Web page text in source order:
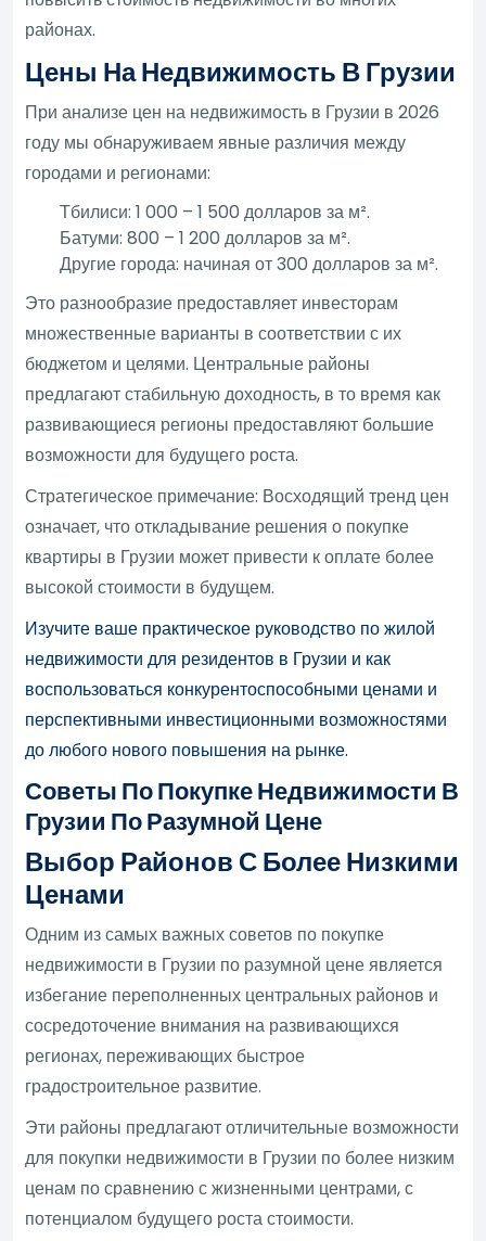
районах.
Цены На Недвижимость В Грузии
При анализе цен на недвижимость в Грузии в 2026
году мы обнаруживаем явные различия между
городами и регионами:
Тбилиси: 1 000 – 1 500 долларов за м².
Батуми: 800 – 1 200 долларов за м².
Другие города: начиная от 300 долларов за м².
Это разнообразие предоставляет инвесторам
множественные варианты в соответствии с их
бюджетом и целями. Центральные районы
предлагают стабильную доходность, в то время как
развивающиеся регионы предоставляют большие
возможности для будущего роста.
Стратегическое примечание: Восходящий тренд цен
означает, что откладывание решения о покупке
квартиры в Грузии может привести к оплате более
высокой стоимости в будущем.
Изучите ваше практическое руководство по жилой
недвижимости для резидентов в Грузии и как
воспользоваться конкурентоспособными ценами и
перспективными инвестиционными возможностями
до любого нового повышения на рынке.
Советы По Покупке Недвижимости В
Грузии По Разумной Цене
Выбор Районов С Более Низкими
Ценами
Одним из самых важных советов по покупке
недвижимости в Грузии по разумной цене является
избегание переполненных центральных районов и
сосредоточение внимания на развивающихся
регионах, переживающих быстрое
градостроительное развитие.
Эти районы предлагают отличительные возможности
для покупки недвижимости в Грузии по более низким
ценам по сравнению с жизненными центрами, с
потенциалом будущего роста стоимости.